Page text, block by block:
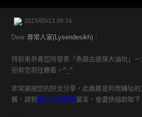
2015/05/13 09:34
Dear 尋常人家(Lysendesikh) ：
特前來恭喜您所發表「魚路古道探大油坑」
迎有空前往觀看。^_^
非常謝謝您的好文分享，此推薦是利用轉址
薦，請到 電小二訪客簿留言，會盡快協助取下